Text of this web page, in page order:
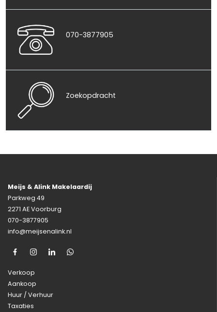
070-3877905
Zoekopdracht
Meijs & Alink Makelaardij
Parkweg 49
2271 AE Voorburg
070-3877905
info@meijsenalink.nl
Verkoop
Aankoop
Huur / Verhuur
Taxaties